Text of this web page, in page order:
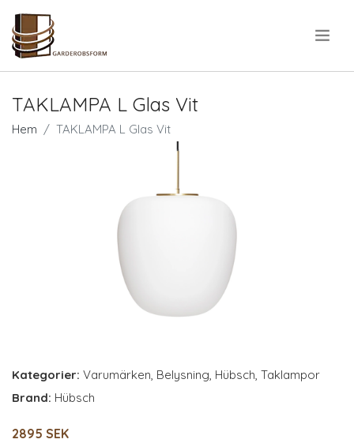
TAKLAMPA L Glas Vit
Hem TAKLAMPA L Glas Vit
Kategorier: Varumärken, Belysning, Hübsch, Taklampor
Brand: Hübsch
2895 SEK